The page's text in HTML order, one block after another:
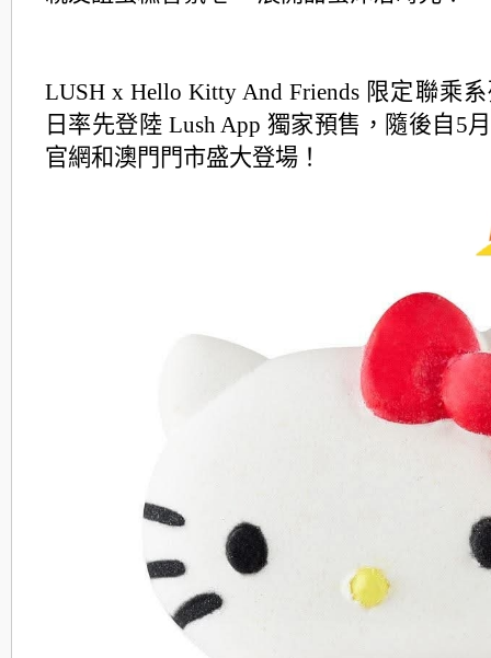
LUSH x Hello Kitty And Friends 限定聯乘
日率先登陸 Lush App 獨家預售，隨後自5
官網和澳門門市盛大登場！